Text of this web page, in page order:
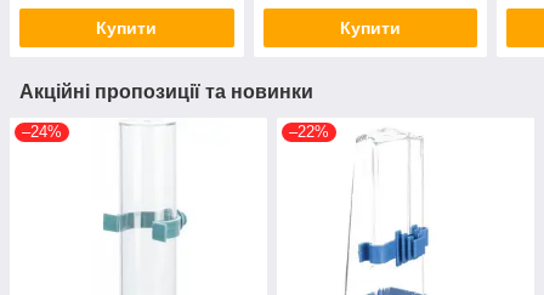
Купити Купити
Акційні пропозиції та новинки
–24% –22%